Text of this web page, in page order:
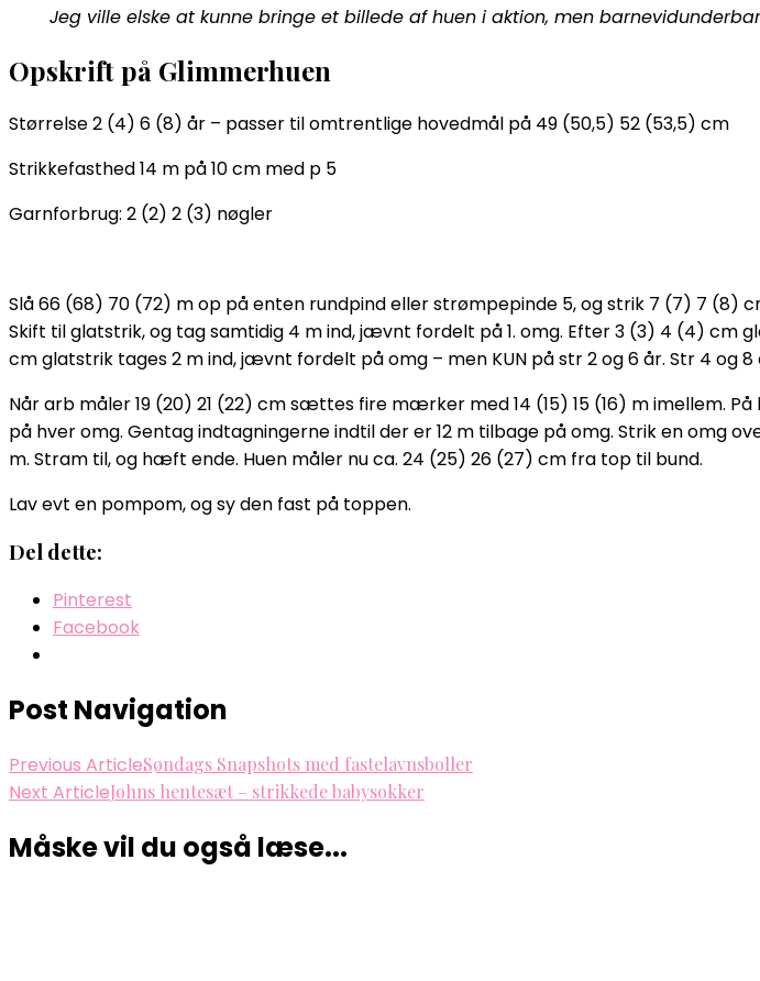
Jeg ville elske at kunne bringe et billede af huen i aktion, men
Opskrift på Glimmerhuen
Størrelse 2 (4) 6 (8) år – passer til omtrentlige hovedmål på 49 (50,5) 52 (53,5) cm
Strikkefasthed 14 m på 10 cm med p 5
Garnforbrug: 2 (2) 2 (3) nøgler
Slå 66 (68) 70 (72) m op på enten rundpind eller strømpepinde 5, og strik 7 (7) 7 (8)
Skift til glatstrik, og tag samtidig 4 m ind, jævnt fordelt på 1. omg. Efter 3 (3) 4 (4)
cm glatstrik tages 2 m ind, jævnt fordelt på omg – men KUN på str 2 og 6 år. Str 4 og
Når arb måler 19 (20) 21 (22) cm sættes fire mærker med 14 (15) 15 (16) m imellem.
på hver omg. Gentag indtagningerne indtil der er 12 m tilbage på omg. Strik en omg
m. Stram til, og hæft ende. Huen måler nu ca. 24 (25) 26 (27) cm fra top til bund.
Lav evt en pompom, og sy den fast på toppen.
Del dette:
Pinterest
Facebook
Post Navigation
Previous ArticleSøndags Snapshots med fastelavnsboller
Next ArticleJohns hentesæt – strikkede babysokker
Måske vil du også læse...